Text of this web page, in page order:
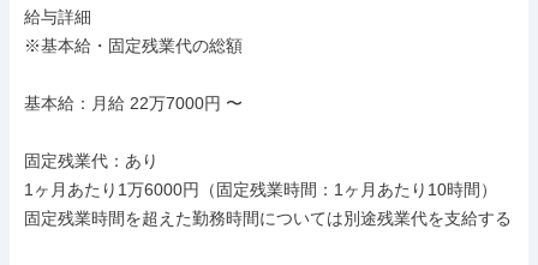
給与詳細
※基本給・固定残業代の総額
基本給：月給 22万7000円 〜
固定残業代：あり
1ヶ月あたり1万6000円（固定残業時間：1ヶ月あたり10時間）
固定残業時間を超えた勤務時間については別途残業代を支給する